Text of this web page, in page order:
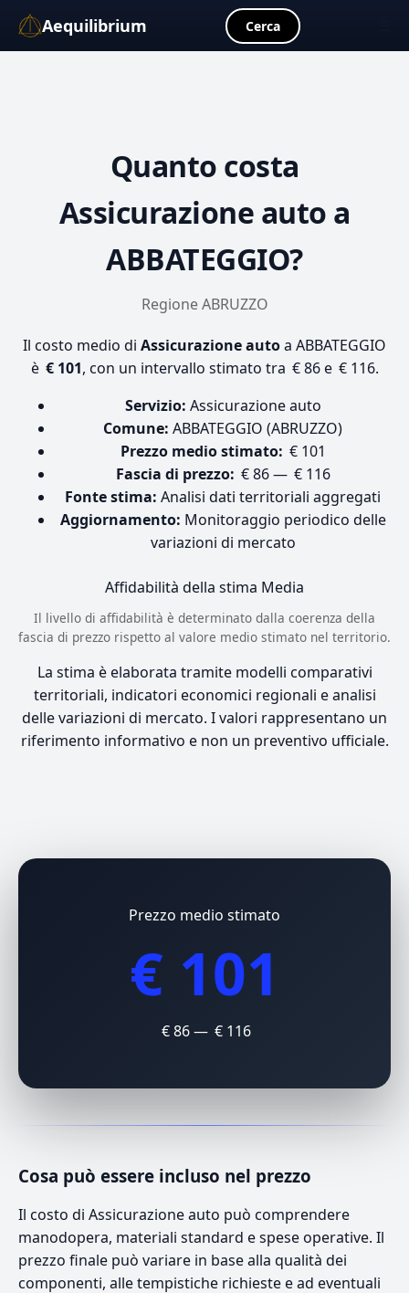
Aequilibrium Cerca
Quanto costa
Assicurazione auto a
ABBATEGGIO?
Regione ABRUZZO
Il costo medio di Assicurazione autoa ABBATEGGIO
è € 101, con un intervallo stimato tra € 86 e € 116.
Servizio: Assicurazione auto
Comune: ABBATEGGIO (ABRUZZO)
Prezzo medio stimato: € 101
Fascia di prezzo: € 86 — € 116
Fonte stima: Analisi dati territoriali aggregati
Aggiornamento: Monitoraggio periodico delle
variazioni di mercato
Affidabilità della stima Media
Il livello di affidabilità è determinato dalla coerenza della
fascia di prezzo rispetto al valore medio stimato nel territorio.
La stima è elaborata tramite modelli comparativi
territoriali, indicatori economici regionali e analisi
delle variazioni di mercato. I valori rappresentano un
riferimento informativo e non un preventivo ufficiale.
Prezzo medio stimato
€ 101
€ 86 — € 116
Cosa può essere incluso nel prezzo
Il costo di Assicurazione auto può comprendere
manodopera, materiali standard e spese operative. Il
prezzo finale può variare in base alla qualità dei
componenti, alle tempistiche richieste e ad eventuali